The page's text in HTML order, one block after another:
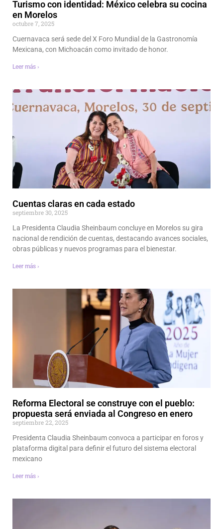
Turismo con identidad: México celebra su cocina
en Morelos
octubre 7, 2025
Cuernavaca será sede del X Foro Mundial de la Gastronomía
Mexicana, con Michoacán como invitado de honor.
Leer más ›
Cuentas claras en cada estado
septiembre 30, 2025
La Presidenta Claudia Sheinbaum concluye en Morelos su gira
nacional de rendición de cuentas, destacando avances sociales,
obras públicas y nuevos programas para el bienestar.
Leer más ›
Reforma Electoral se construye con el pueblo:
propuesta será enviada al Congreso en enero
septiembre 22, 2025
Presidenta Claudia Sheinbaum convoca a participar en foros y
plataforma digital para definir el futuro del sistema electoral
mexicano
Leer más ›